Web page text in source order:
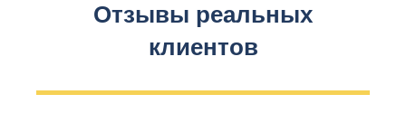
Отзывы реальных
клиентов